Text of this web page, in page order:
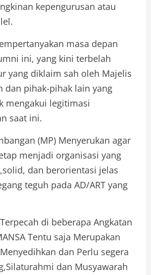
kepengurusan atau
masa depan
ini, yang kini terbelah
yang diklaim sah oleh Majelis
dan pihak-pihak lain yang
mengakui legitimasi
saat ini.
(MP) Menyerukan agar
menjadi organisasi yang
dan berorientasi jelas
teguh pada AD/ART yang
di beberapa Angkatan
Tentu saja Merupakan
dan Perlu segera
dan Musyawarah